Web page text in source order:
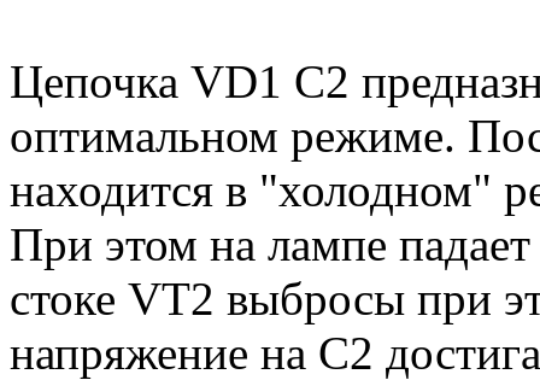
Цепочка VD1 C2
оптимальном режиме.
находится в "холодном"
При этом на лампе
стоке VT2 выбросы при
напряжение на C2